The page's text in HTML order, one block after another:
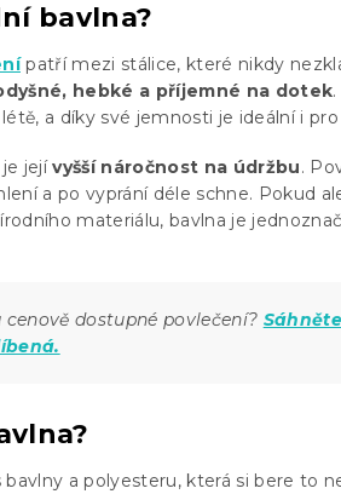
bavlna?
patří mezi stálice, které nikdy
hebké a příjemné na dotek
a díky své jemnosti je ideální i pro
je jejívyšší náročnost na údržbu.
a po vyprání déle schne. Pokud
materiálu, bavlna je
dostupné povlečení?
bavlny a polyesteru, která si bere to